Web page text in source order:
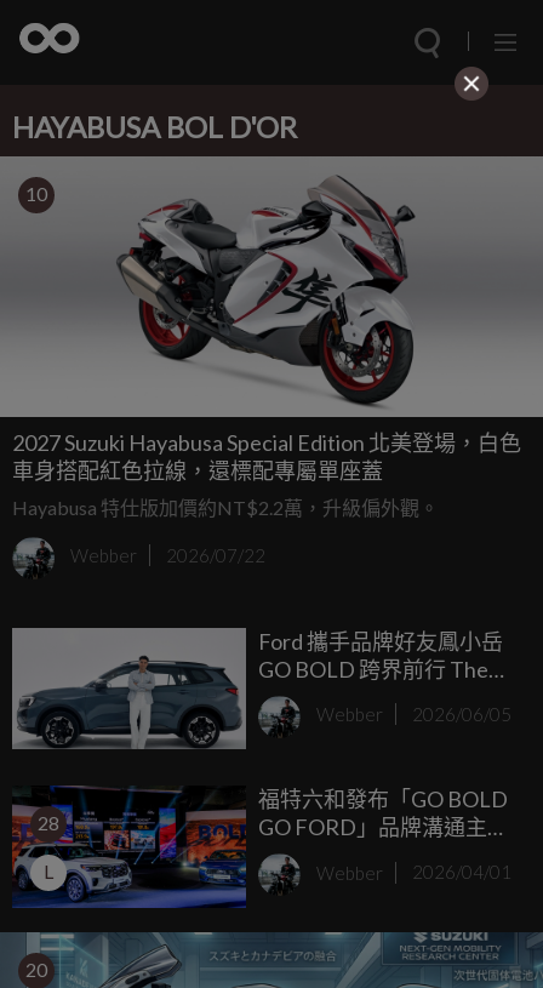
HAYABUSA BOL D'OR
10
2027 Suzuki Hayabusa Special Edition 北美登場，白色
車身搭配紅色拉線，還標配專屬單座蓋
Hayabusa 特仕版加價約NT$2.2萬，升級偏外觀。
Webber 2026/07/22
Ford 攜手品牌好友鳳小岳
GO BOLD 跨界前行 The
All-New Ford Territory 勇
敢駛向不被定義的人生旅
Webber 2026/06/05
28
L
福特六和發布「GO BOLD
GO FORD」品牌溝通主軸
掌握台美產業契機 率先
揭露首波美製車在台布局
Webber 2026/04/01
20